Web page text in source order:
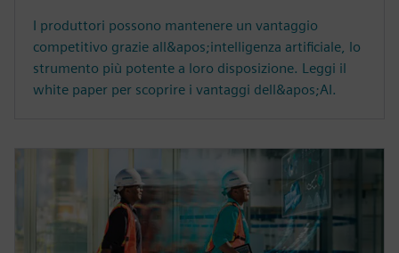
I produttori possono mantenere un vantaggio
competitivo grazie all&apos;intelligenza artificiale, lo
strumento più potente a loro disposizione. Leggi il
white paper per scoprire i vantaggi dell&apos;AI.